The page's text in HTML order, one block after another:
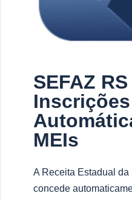
SEFAZ
MEIs
A Receita Estadual
concede